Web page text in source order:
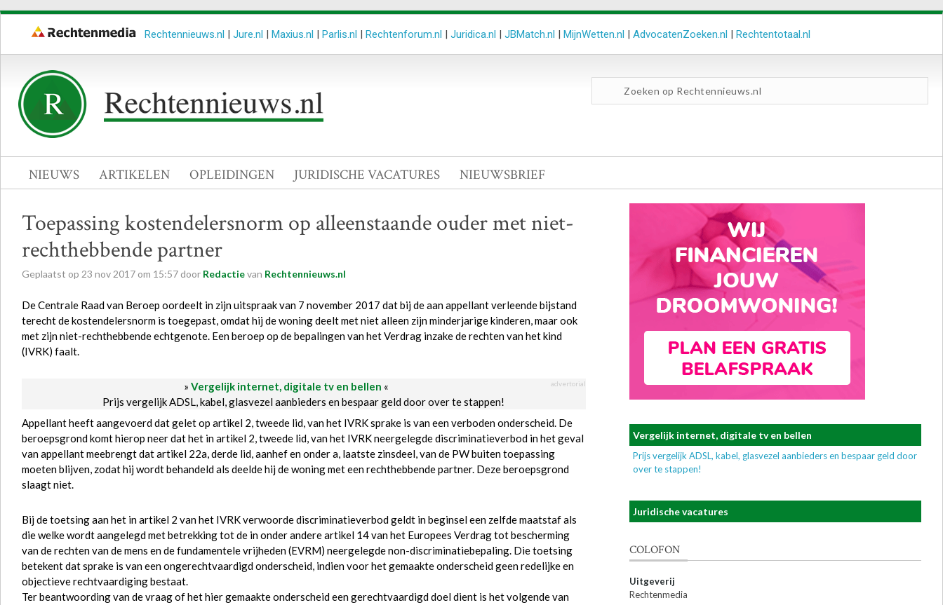
Rechtennieuws.nl | Jure.nl | Maxius.nl | Parlis.nl | Rechtenforum.nl | Juridica.nl | JBMatch.nl | MijnWetten.nl | AdvocatenZoeken.nl | Rechtentotaal.nl
NIEUWS ARTIKELEN OPLEIDINGEN JURIDISCHE VACATURES NIEUWSBRIEF
Toepassing kostendelersnorm op alleenstaande ouder met niet-
rechthebbende partner
Geplaatst op 23 nov 2017 om 15:57 door Redactievan Rechtennieuws.nl
De Centrale Raad van Beroep oordeelt in zijn uitspraak van 7 november 2017 dat bij de aan appellant verleende bijstand
terecht de kostendelersnorm is toegepast, omdat hij de woning deelt met niet alleen zijn minderjarige kinderen, maar ook
met zijn niet-rechthebbende echtgenote. Een beroep op de bepalingen van het Verdrag inzake de rechten van het kind
(IVRK) faalt.
» Vergelijk internet, digitale tv en bellen « advertorial
Prijs vergelijk ADSL, kabel, glasvezel aanbieders en bespaar geld door over te stappen!
Appellant heeft aangevoerd dat gelet op artikel 2, tweede lid, van het IVRK sprake is van een verboden onderscheid. De
beroepsgrond komt hierop neer dat het in artikel 2, tweede lid, van het IVRK neergelegde discriminatieverbod in het geval
van appellant meebrengt dat artikel 22a, derde lid, aanhef en onder a, laatste zinsdeel, van de PW buiten toepassing
moeten blijven, zodat hij wordt behandeld als deelde hij de woning met een rechthebbende partner. Deze beroepsgrond
slaagt niet.
Bij de toetsing aan het in artikel 2 van het IVRK verwoorde discriminatieverbod geldt in beginsel een zelfde maatstaf als
die welke wordt aangelegd met betrekking tot de in onder andere artikel 14 van het Europees Verdrag tot bescherming
van de rechten van de mens en de fundamentele vrijheden (EVRM) neergelegde non-discriminatiebepaling. Die toetsing
betekent dat sprake is van een ongerechtvaardigd onderscheid, indien voor het gemaakte onderscheid geen redelijke en
objectieve rechtvaardiging bestaat.
Ter beantwoording van de vraag of het hier gemaakte onderscheid een gerechtvaardigd doel dient is het volgende van
Vergelijk internet, digitale tv en bellen
Prijs vergelijk ADSL, kabel, glasvezel aanbieders en bespaar geld door
over te stappen!
Juridische vacatures
COLOFON
Uitgeverij
Rechtenmedia